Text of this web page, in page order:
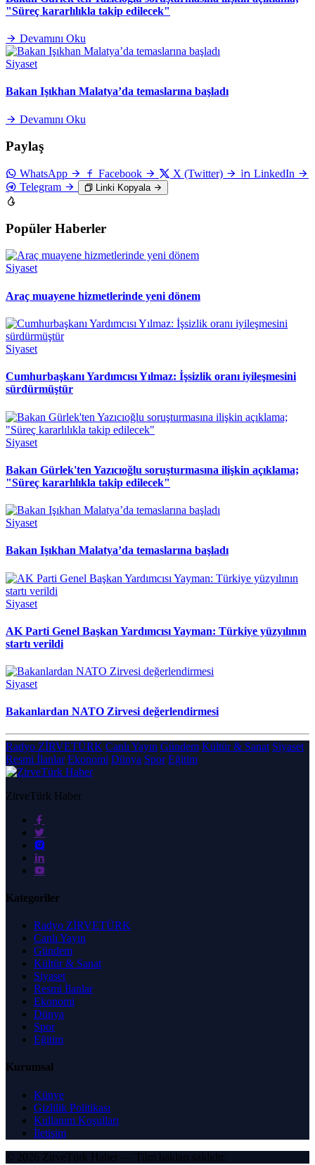
"Süreç kararlılıkla takip edilecek"
Devamını Oku
Siyaset
Bakan Işıkhan Malatya’da temaslarına başladı
Devamını Oku
Paylaş
WhatsApp Facebook X (Twitter)
LinkedIn
Telegram
Linki Kopyala
Popüler Haberler
Siyaset
Araç muayene hizmetlerinde yeni dönem
Siyaset
Cumhurbaşkanı Yardımcısı Yılmaz: İşsizlik oranı iyileşmesini
sürdürmüştür
Siyaset
Bakan Gürlek'ten Yazıcıoğlu soruşturmasına ilişkin açıklama;
"Süreç kararlılıkla takip edilecek"
Siyaset
Bakan Işıkhan Malatya’da temaslarına başladı
Siyaset
AK Parti Genel Başkan Yardımcısı Yayman: Türkiye yüzyılının
startı verildi
Siyaset
Bakanlardan NATO Zirvesi değerlendirmesi
Radyo ZİRVETÜRK Canlı Yayın Gündem Kültür & Sanat Siyaset
Resmi İlanlar Ekonomi Dünya Spor Eğitim
ZirveTürk Haber
Kategoriler
Radyo ZİRVETÜRK
Canlı Yayın
Gündem
Kültür & Sanat
Siyaset
Resmi İlanlar
Ekonomi
Dünya
Spor
Eğitim
Kurumsal
Künye
Gizlilik Politikası
Kullanım Koşulları
İletişim
© 2026 ZirveTürk Haber — Tüm hakları saklıdır.